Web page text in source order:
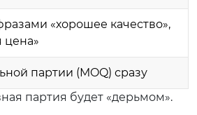
«хорошее качество»,
цена»
партии (MOQ) сразу
партия будет «дерьмом».